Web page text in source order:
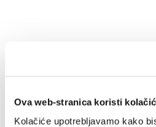
Ova web-stranica koristi
Kolačiće upotrebljavamo kako
OD ISTOG